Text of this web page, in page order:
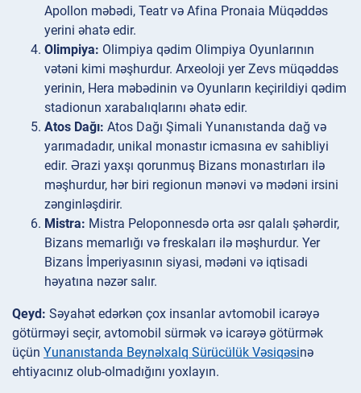
Apollon məbədi, Teatr və Afina Pronaia Müqəddəs
yerini əhatə edir.
Olimpiya: Olimpiya qədim Olimpiya Oyunlarının
vətəni kimi məşhurdur. Arxeoloji yer Zevs müqəddəs
yerinin, Hera məbədinin və Oyunların keçirildiyi qədim
stadionun xarabalıqlarını əhatə edir.
Atos Dağı: Atos Dağı Şimali Yunanıstanda dağ və
yarımadadır, unikal monastır icmasına ev sahibliyi
edir. Ərazi yaxşı qorunmuş Bizans monastırları ilə
məşhurdur, hər biri regionun mənəvi və mədəni irsini
zənginləşdirir.
Mistra: Mistra Peloponnesdə orta əsr qalalı şəhərdir,
Bizans memarlığı və freskaları ilə məşhurdur. Yer
Bizans İmperiyasının siyasi, mədəni və iqtisadi
həyatına nəzər salır.
Qeyd: Səyahət edərkən çox insanlar avtomobil icarəyə
götürməyi seçir, avtomobil sürmək və icarəyə götürmək
üçün Yunanıstanda Beynəlxalq Sürücülük Vəsiqəsinə
ehtiyacınız olub-olmadığını yoxlayın.